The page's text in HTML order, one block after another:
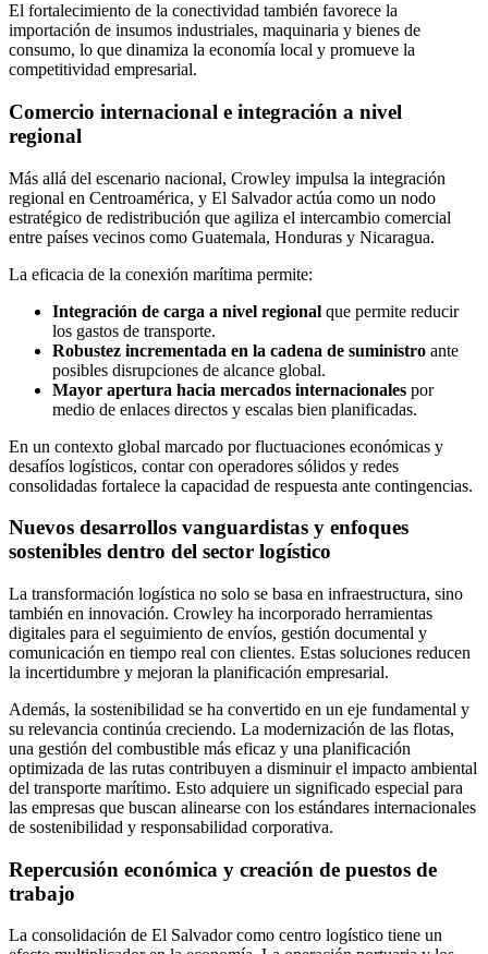
El fortalecimiento de la conectividad también favorece la
importación de insumos industriales, maquinaria y bienes de
consumo, lo que dinamiza la economía local y promueve la
competitividad empresarial.
Comercio internacional e integración a nivel
regional
Más allá del escenario nacional, Crowley impulsa la integración
regional en Centroamérica, y El Salvador actúa como un nodo
estratégico de redistribución que agiliza el intercambio comercial
entre países vecinos como Guatemala, Honduras y Nicaragua.
La eficacia de la conexión marítima permite:
Integración de carga a nivel regional que permite reducir
los gastos de transporte.
Robustez incrementada en la cadena de suministro ante
posibles disrupciones de alcance global.
Mayor apertura hacia mercados internacionales por
medio de enlaces directos y escalas bien planificadas.
En un contexto global marcado por fluctuaciones económicas y
desafíos logísticos, contar con operadores sólidos y redes
consolidadas fortalece la capacidad de respuesta ante contingencias.
Nuevos desarrollos vanguardistas y enfoques
sostenibles dentro del sector logístico
La transformación logística no solo se basa en infraestructura, sino
también en innovación. Crowley ha incorporado herramientas
digitales para el seguimiento de envíos, gestión documental y
comunicación en tiempo real con clientes. Estas soluciones reducen
la incertidumbre y mejoran la planificación empresarial.
Además, la sostenibilidad se ha convertido en un eje fundamental y
su relevancia continúa creciendo. La modernización de las flotas,
una gestión del combustible más eficaz y una planificación
optimizada de las rutas contribuyen a disminuir el impacto ambiental
del transporte marítimo. Esto adquiere un significado especial para
las empresas que buscan alinearse con los estándares internacionales
de sostenibilidad y responsabilidad corporativa.
Repercusión económica y creación de puestos de
trabajo
La consolidación de El Salvador como centro logístico tiene un